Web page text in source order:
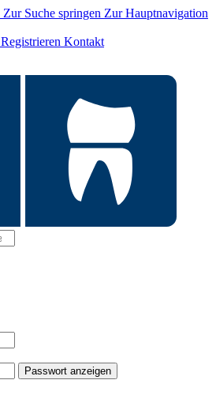
Zur Suche springen Zur Hauptnavigation
Registrieren Kontakt
Passwort anzeigen